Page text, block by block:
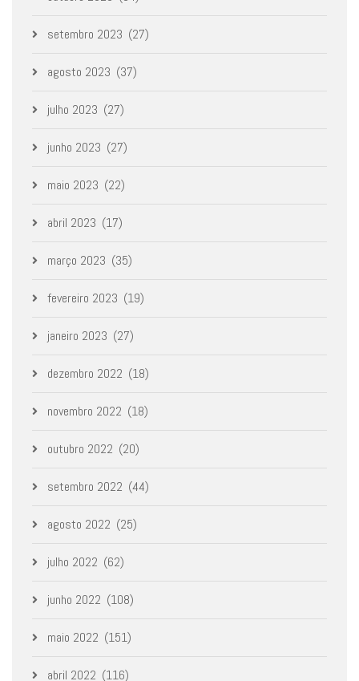
setembro 2023 (27)
agosto 2023 (37)
julho 2023 (27)
junho 2023 (27)
maio 2023 (22)
abril 2023 (17)
março 2023 (35)
fevereiro 2023 (19)
janeiro 2023 (27)
dezembro 2022 (18)
novembro 2022 (18)
outubro 2022 (20)
setembro 2022 (44)
agosto 2022 (25)
julho 2022 (62)
junho 2022 (108)
maio 2022 (151)
abril 2022 (116)